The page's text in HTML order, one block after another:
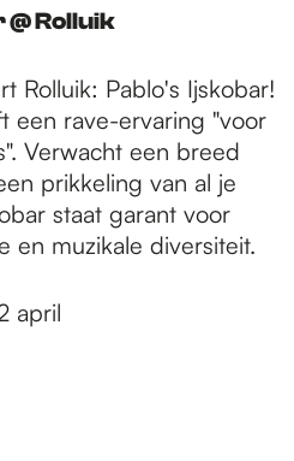
@ Rolluik
Rolluik: Pablo's Ijskobar!
een rave-ervaring "voor
Verwacht een breed
prikkeling van al je
staat garant voor
en muzikale diversiteit.
april